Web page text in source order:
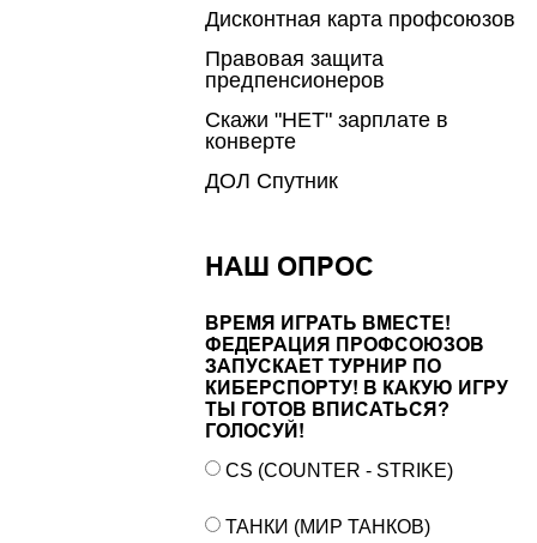
Дисконтная карта профсоюзов
Правовая защита
предпенсионеров
Скажи "НЕТ" зарплате в
конверте
ДОЛ Спутник
НАШ ОПРОС
ВРЕМЯ ИГРАТЬ ВМЕСТЕ!
ФЕДЕРАЦИЯ ПРОФСОЮЗОВ
ЗАПУСКАЕТ ТУРНИР ПО
КИБЕРСПОРТУ! В КАКУЮ ИГРУ
ТЫ ГОТОВ ВПИСАТЬСЯ?
ГОЛОСУЙ!
CS (COUNTER - STRIKE)
ТАНКИ (МИР ТАНКОВ)